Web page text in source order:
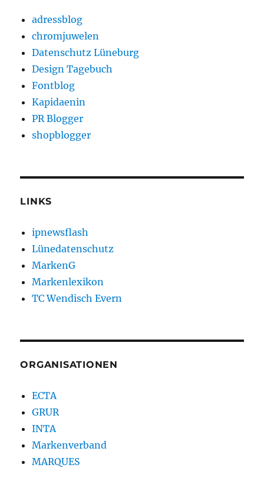
adressblog
chromjuwelen
Datenschutz Lüneburg
Design Tagebuch
Fontblog
Kapidaenin
PR Blogger
shopblogger
LINKS
ipnewsflash
Lünedatenschutz
MarkenG
Markenlexikon
TC Wendisch Evern
ORGANISATIONEN
ECTA
GRUR
INTA
Markenverband
MARQUES